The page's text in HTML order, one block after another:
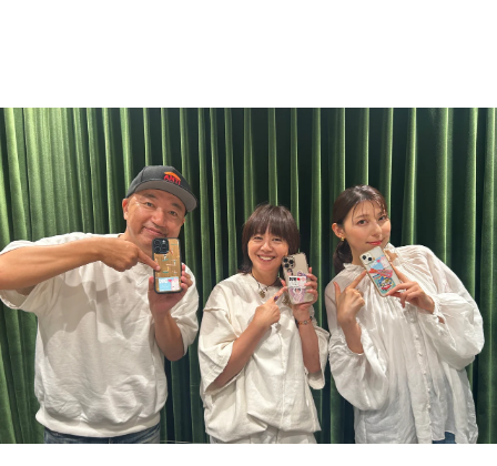
トピックス
TBS Podcast
お知らせ
イベント・グッズ
YouTube
会社情報